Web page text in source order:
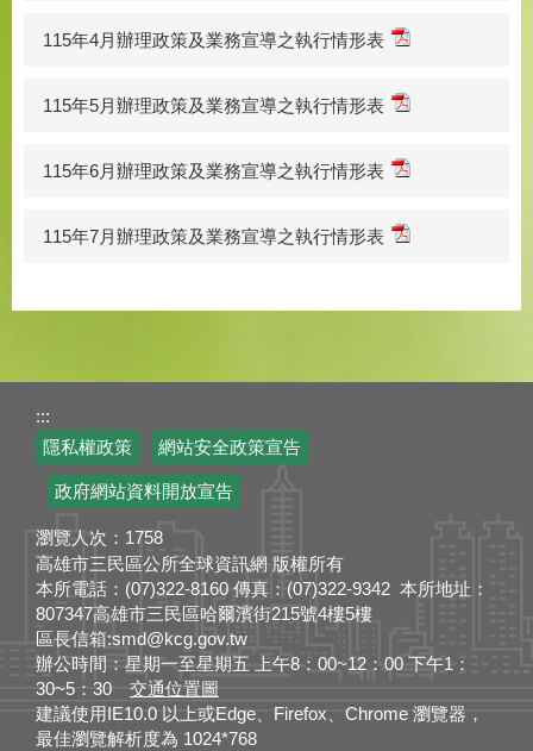
115年4月辦理政策及業務宣導之執行情形表
115年5月辦理政策及業務宣導之執行情形表
115年6月辦理政策及業務宣導之執行情形表
115年7月辦理政策及業務宣導之執行情形表
:::
隱私權政策
網站安全政策宣告
政府網站資料開放宣告
瀏覽人次： 1758
高雄市三民區公所全球資訊網 版權所有
本所電話：(07)322-8160 傳真：(07)322-9342 本所地址：
807347高雄市三民區哈爾濱街215號4樓5樓
區長信箱:smd@kcg.gov.tw
辦公時間：星期一至星期五 上午8：00~12：00 下午1：
30~5：30 交通位置圖
建議使用IE10.0 以上或Edge、Firefox、Chrome 瀏覽器，
最佳瀏覽解析度為 1024*768